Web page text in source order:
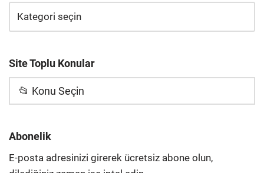
Site Toplu Konular
📂 Konu Seçin
Abonelik
E-posta adresinizi girerek ücretsiz abone olun,